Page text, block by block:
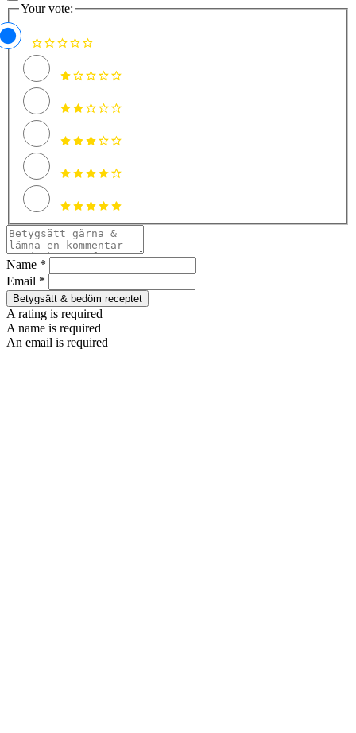
Your vote:
Name *
Email *
Betygsätt & bedöm receptet
A rating is required
A name is required
An email is required